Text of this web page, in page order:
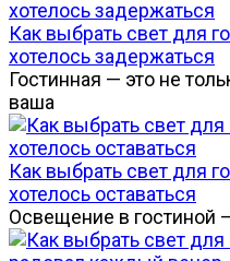
Как выбрать свет для
хотелось задержаться
Гостинная — это не
ваша
Как выбрать свет для
хотелось оставаться
Освещение в гостиной